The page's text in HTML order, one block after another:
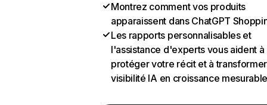
Montrez comment vos produits
apparaissent dans ChatGPT
Les rapports personnalisables et
l'assistance d'experts vous aident à
protéger votre récit et à
visibilité IA en croissance